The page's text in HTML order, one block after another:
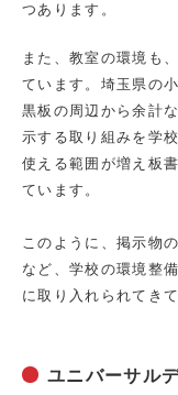
つあります。
また、教室の環境も
ています。埼玉県の
黒板の周辺から余計
示する取り組みを学
使える範囲が増え板
ています。
このように、掲示物
など、学校の環境整
に取り入れられてき
ユニバーサル